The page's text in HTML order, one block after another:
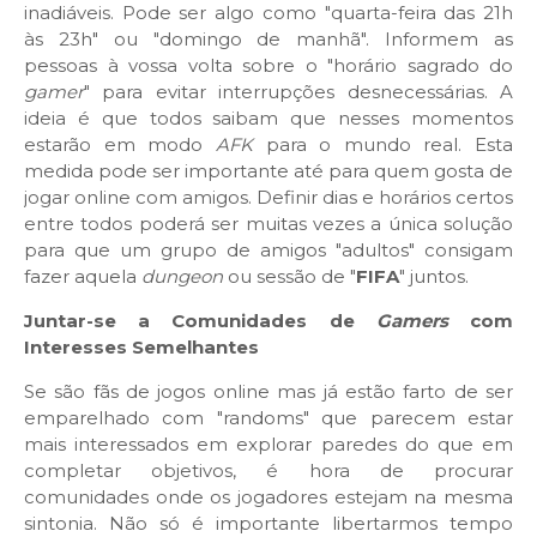
inadiáveis. Pode ser algo como "quarta-feira das 21h
às 23h" ou "domingo de manhã". Informem as
pessoas à vossa volta sobre o "horário sagrado do
gamer" para evitar interrupções desnecessárias. A
ideia é que todos saibam que nesses momentos
estarão em modo AFK para o mundo real. Esta
medida pode ser importante até para quem gosta de
jogar online com amigos. Definir dias e horários certos
entre todos poderá ser muitas vezes a única solução
para que um grupo de amigos "adultos" consigam
fazer aquela dungeon ou sessão de "FIFA" juntos.
Juntar-se a Comunidades de Gamers com
Interesses Semelhantes
Se são fãs de jogos online mas já estão farto de ser
emparelhado com "randoms" que parecem estar
mais interessados em explorar paredes do que em
completar objetivos, é hora de procurar
comunidades onde os jogadores estejam na mesma
sintonia. Não só é importante libertarmos tempo